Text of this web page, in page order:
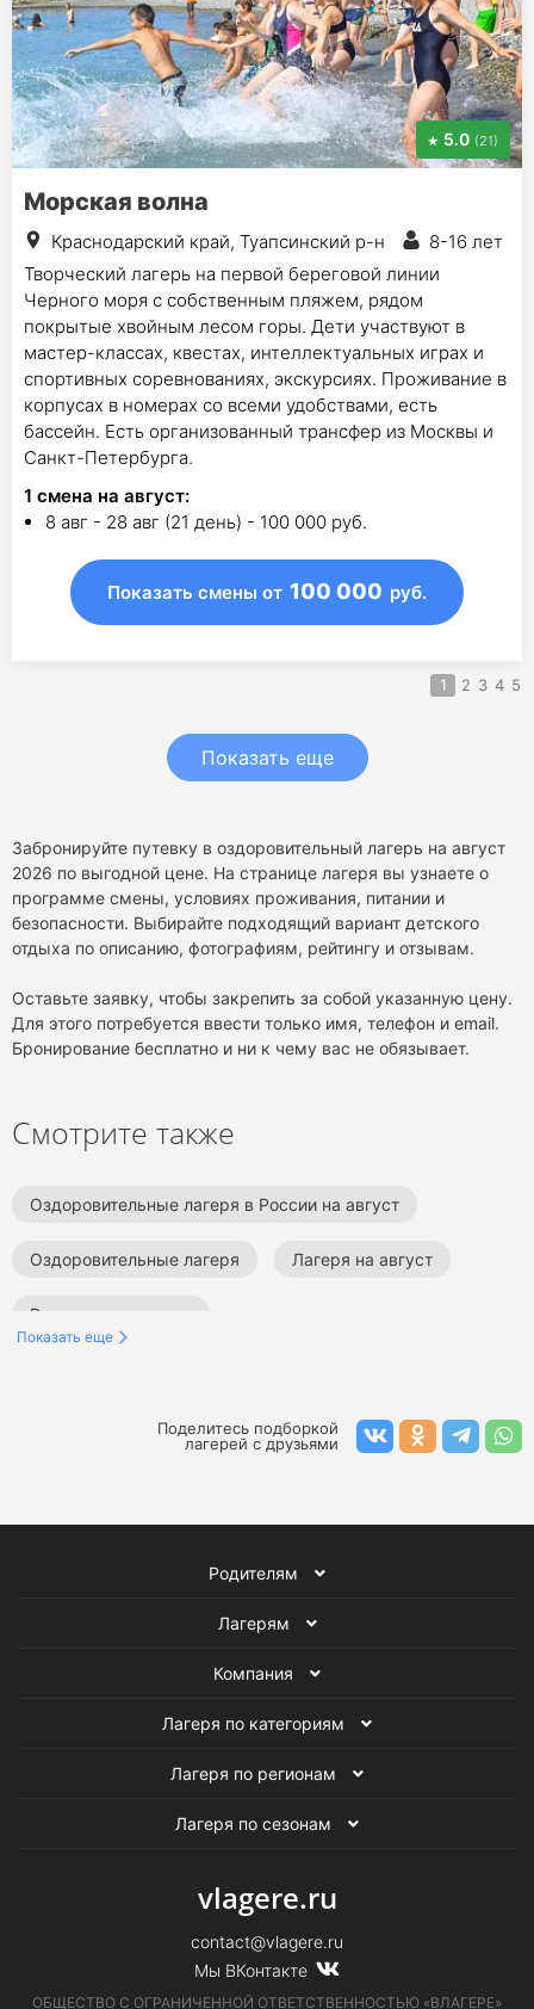
5.0 (21)
Морская волна
Краснодарский край, Туапсинский р-н
8-16 лет
Творческий лагерь на первой береговой линии
Черного моря с собственным пляжем, рядом
покрытые хвойным лесом горы. Дети участвуют в
мастер-классах, квестах, интеллектуальных играх и
спортивных соревнованиях, экскурсиях. Проживание в
корпусах в номерах со всеми удобствами, есть
бассейн. Есть организованный трансфер из Москвы и
Санкт-Петербурга.
1 смена на август:
8 авг - 28 авг (21 день) - 100 000 руб.
Показать смены от 100 000 руб.
1 2 3 4 5
Показать еще
Забронируйте путевку в оздоровительный лагерь на август
2026 по выгодной цене. На странице лагеря вы узнаете о
программе смены, условиях проживания, питании и
безопасности. Выбирайте подходящий вариант детского
отдыха по описанию, фотографиям, рейтингу и отзывам.
Оставьте заявку, чтобы закрепить за собой указанную цену.
Для этого потребуется ввести только имя, телефон и email.
Бронирование бесплатно и ни к чему вас не обязывает.
Смотрите также
Оздоровительные лагеря в России на август
Оздоровительные лагеря Лагеря на август
Все детские лагеря
Показать еще
Поделитесь подборкой
лагерей с друзьями
Родителям
Лагерям
Компания
Лагеря по категориям
Лагеря по регионам
Лагеря по сезонам
vlagere.ru
contact@vlagere.ru
Мы ВКонтакте
ОБЩЕСТВО С ОГРАНИЧЕННОЙ ОТВЕТСТВЕННОСТЬЮ «ВЛАГЕРЕ»